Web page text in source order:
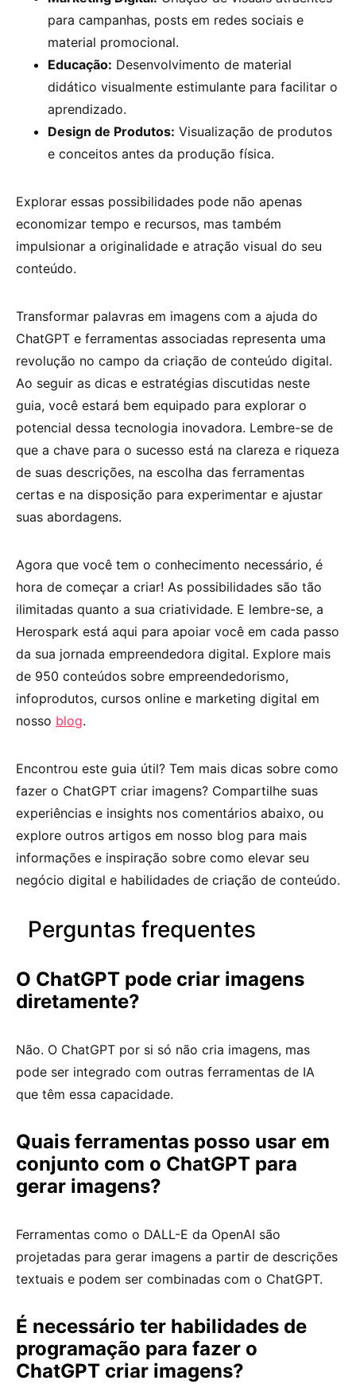
para campanhas, posts em redes sociais e
material promocional.
Educação: Desenvolvimento de material
didático visualmente estimulante para facilitar o
aprendizado.
Design de Produtos: Visualização de produtos
e conceitos antes da produção física.
Explorar essas possibilidades pode não apenas
economizar tempo e recursos, mas também
impulsionar a originalidade e atração visual do seu
conteúdo.
Transformar palavras em imagens com a ajuda do
ChatGPT e ferramentas associadas representa uma
revolução no campo da criação de conteúdo digital.
Ao seguir as dicas e estratégias discutidas neste
guia, você estará bem equipado para explorar o
potencial dessa tecnologia inovadora. Lembre-se de
que a chave para o sucesso está na clareza e riqueza
de suas descrições, na escolha das ferramentas
certas e na disposição para experimentar e ajustar
suas abordagens.
Agora que você tem o conhecimento necessário, é
hora de começar a criar! As possibilidades são tão
ilimitadas quanto a sua criatividade. E lembre-se, a
Herospark está aqui para apoiar você em cada passo
da sua jornada empreendedora digital. Explore mais
de 950 conteúdos sobre empreendedorismo,
infoprodutos, cursos online e marketing digital em
nosso blog.
Encontrou este guia útil? Tem mais dicas sobre como
fazer o ChatGPT criar imagens? Compartilhe suas
experiências e insights nos comentários abaixo, ou
explore outros artigos em nosso blog para mais
informações e inspiração sobre como elevar seu
negócio digital e habilidades de criação de conteúdo.
Perguntas frequentes
O ChatGPT pode criar imagens
diretamente?
Não. O ChatGPT por si só não cria imagens, mas
pode ser integrado com outras ferramentas de IA
que têm essa capacidade.
Quais ferramentas posso usar em
conjunto com o ChatGPT para
gerar imagens?
Ferramentas como o DALL-E da OpenAI são
projetadas para gerar imagens a partir de descrições
textuais e podem ser combinadas com o ChatGPT.
É necessário ter habilidades de
programação para fazer o
ChatGPT criar imagens?